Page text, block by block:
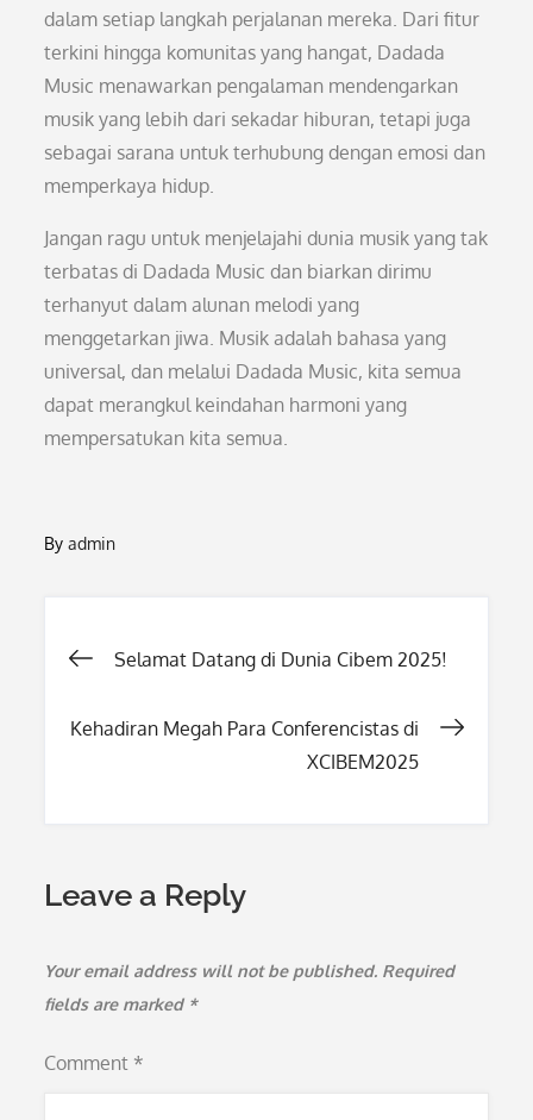
dalam setiap langkah perjalanan mereka. Dari fitur
terkini hingga komunitas yang hangat, Dadada
Music menawarkan pengalaman mendengarkan
musik yang lebih dari sekadar hiburan, tetapi juga
sebagai sarana untuk terhubung dengan emosi dan
memperkaya hidup.
Jangan ragu untuk menjelajahi dunia musik yang tak
terbatas di Dadada Music dan biarkan dirimu
terhanyut dalam alunan melodi yang
menggetarkan jiwa. Musik adalah bahasa yang
universal, dan melalui Dadada Music, kita semua
dapat merangkul keindahan harmoni yang
mempersatukan kita semua.
Byadmin
Post
navigation
Selamat Datang di Dunia Cibem 2025!
Kehadiran Megah Para Conferencistas di
XCIBEM2025
Leave a Reply
Your email address will not be published. Required
fields are marked *
Comment *